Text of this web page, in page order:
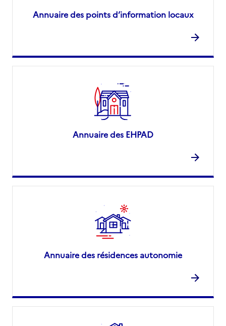
Annuaire des points d’information locaux
Annuaire des EHPAD
Annuaire des résidences autonomie